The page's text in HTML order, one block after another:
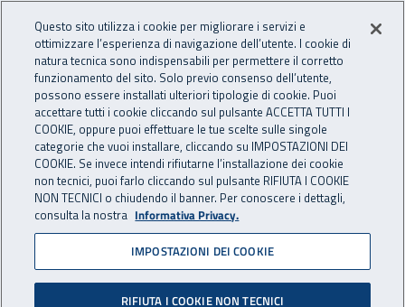
INAIL - Istituto Nazionale
Apri cerca
Navigazione principale
Navigazione - Ti trovi in:
Home Inail comunica News
10 gennaio 2025
Un focus Inail sulla
Questo sito utilizza i cookie per migliorare i servizi e
ottimizzare l’esperienza di navigazione dell’utente. I cookie di
natura tecnica sono indispensabili per permettere il corretto
funzionamento del sito. Solo previo consenso dell’utente,
possono essere installati ulteriori tipologie di cookie. Puoi
accettare tutti i cookie cliccando sul pulsante ACCETTA TUTTI I
COOKIE, oppure puoi effettuare le tue scelte sulle singole
categorie che vuoi installare, cliccando su IMPOSTAZIONI DEI
COOKIE. Se invece intendi rifiutarne l’installazione dei cookie
non tecnici, puoi farlo cliccando sul pulsante RIFIUTA I COOKIE
NON TECNICI o chiudendo il banner. Per conoscere i dettagli,
consulta la nostra Informativa Privacy.
IMPOSTAZIONI DEI COOKIE
RIFIUTA I COOKIE NON TECNICI